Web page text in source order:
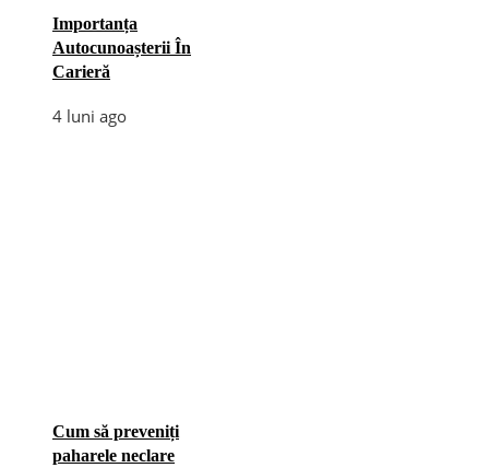
Importanța
Autocunoașterii În
Carieră
4 luni ago
Cum să preveniți
paharele neclare